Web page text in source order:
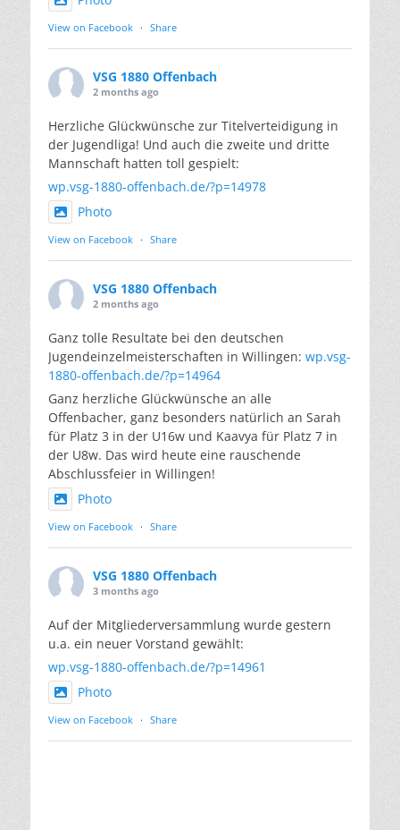
View on Facebook · Share
VSG 1880 Offenbach
2 months ago
Herzliche Glückwünsche zur Titelverteidigung in
der Jugendliga! Und auch die zweite und dritte
Mannschaft hatten toll gespielt:
wp.vsg-1880-offenbach.de/?p=14978
Photo
View on Facebook · Share
VSG 1880 Offenbach
2 months ago
Ganz tolle Resultate bei den deutschen
Jugendeinzelmeisterschaften in Willingen: wp.vsg-
1880-offenbach.de/?p=14964
Ganz herzliche Glückwünsche an alle
Offenbacher, ganz besonders natürlich an Sarah
für Platz 3 in der U16w und Kaavya für Platz 7 in
der U8w. Das wird heute eine rauschende
Abschlussfeier in Willingen!
Photo
View on Facebook · Share
VSG 1880 Offenbach
3 months ago
Auf der Mitgliederversammlung wurde gestern
u.a. ein neuer Vorstand gewählt:
wp.vsg-1880-offenbach.de/?p=14961
Photo
View on Facebook · Share